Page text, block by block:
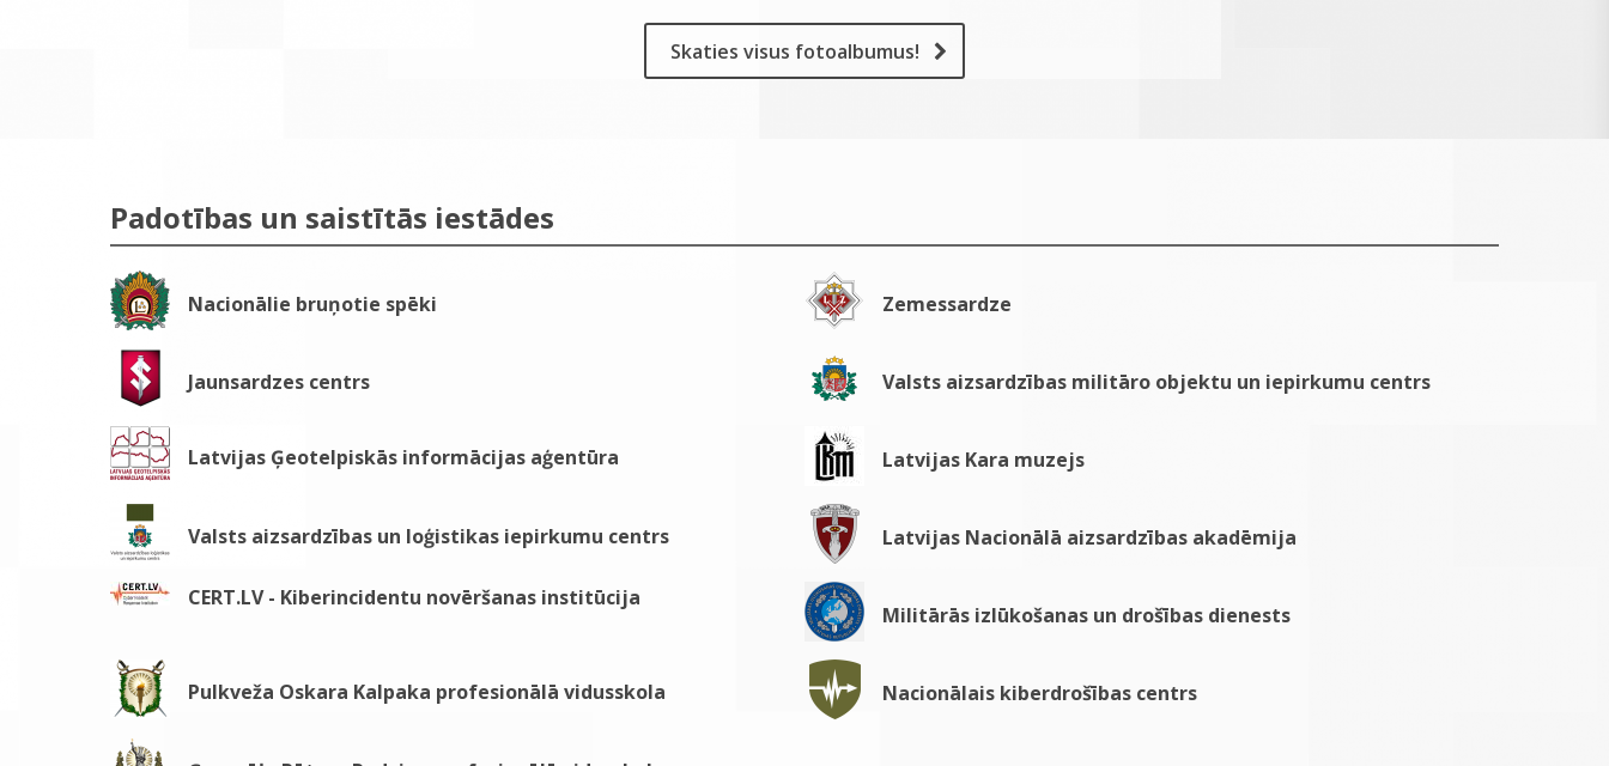
Skaties visus fotoalbumus!
Padotības un saistītās iestādes
Nacionālie bruņotie spēki Zemessardze
Jaunsardzes centrs Valsts aizsardzības militāro objektu un iepirkumu centrs
Latvijas Ģeotelpiskās informācijas aģentūra Latvijas Kara muzejs
Valsts aizsardzības un loģistikas iepirkumu centrs Latvijas Nacionālā aizsardzības akadēmija
CERT.LV - Kiberincidentu novēršanas institūcija
Militārās izlūkošanas un drošības dienests
Pulkveža Oskara Kalpaka profesionālā vidusskola Nacionālais kiberdrošības centrs